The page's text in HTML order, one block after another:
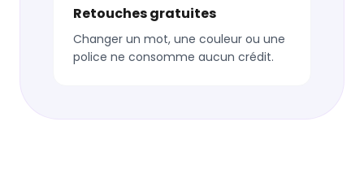
Retouches gratuites
Changer un mot, une couleur ou une
police ne consomme aucun crédit.